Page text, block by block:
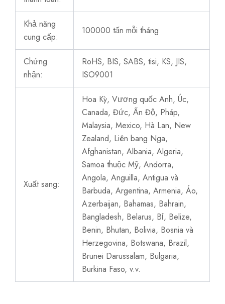
Khả năng
cung cấp:
100000 tấn mỗi tháng
Chứng
nhận:
RoHS, BIS, SABS, tisi, KS, JIS,
ISO9001
Xuất sang:
Hoa Kỳ, Vương quốc Anh, Úc,
Canada, Đức, Ấn Độ, Pháp,
Malaysia, Mexico, Hà Lan, New
Zealand, Liên bang Nga,
Afghanistan, Albania, Algeria,
Samoa thuộc Mỹ, Andorra,
Angola, Anguilla, Antigua và
Barbuda, Argentina, Armenia, Áo,
Azerbaijan, Bahamas, Bahrain,
Bangladesh, Belarus, Bỉ, Belize,
Benin, Bhutan, Bolivia, Bosnia và
Herzegovina, Botswana, Brazil,
Brunei Darussalam, Bulgaria,
Burkina Faso, v.v.